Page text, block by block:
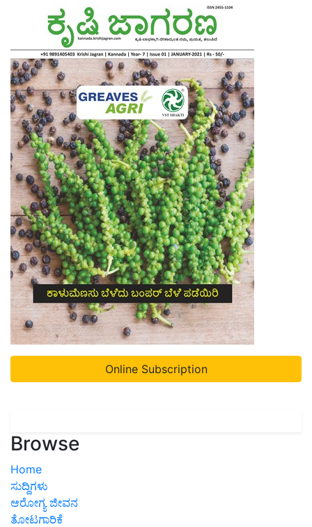
Online Subscription
Browse
Home
ಸುದ್ದಿಗಳು
ಆರೋಗ್ಯ ಜೀವನ
ತೋಟಗಾರಿಕೆ